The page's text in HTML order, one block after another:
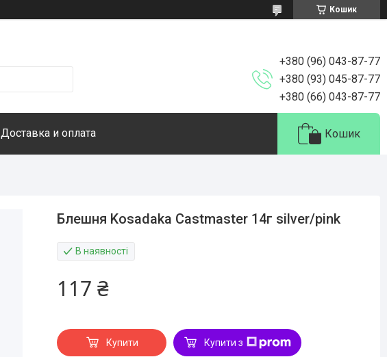
Кошик
+380 (96) 043-87-77
+380 (93) 045-87-77
+380 (66) 043-87-77
Доставка и оплата Кошик
Блешня Kosadaka Castmaster 14г silver/pink
В наявності
117 ₴
Купити Купити з